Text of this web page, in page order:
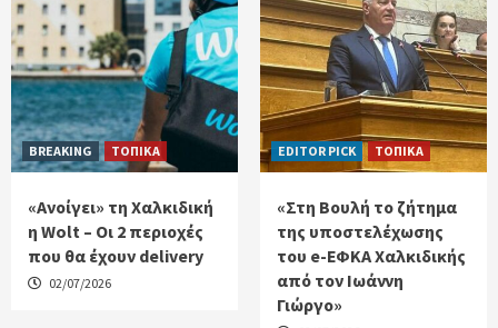
BREAKING ΤΟΠΙΚΑ
«Ανοίγει» τη Χαλκιδική
η Wolt – Οι 2 περιοχές
που θα έχουν delivery
02/07/2026
EDITOR PICK ΤΟΠΙΚΑ
«Στη Βουλή το ζήτημα
της υποστελέχωσης
του e-ΕΦΚΑ Χαλκιδικής
από τον Ιωάννη
Γιώργο»